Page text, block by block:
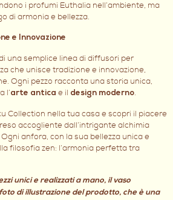
i profumi Euthalia nell’ambiente, ma
di armonia e bellezza.
e Innovazione
una semplice linea di diffusori per
che unisce tradizione e innovazione,
Ogni pezzo racconta una storia unica,
l’arte antica e il design moderno.
Collection nella tua casa e scopri il piacere
accogliente dall’intrigante alchimia
anfora, con la sua bellezza unica e
filosofia zen: l’armonia perfetta tra
unici e realizzati a mano, il vaso
di illustrazione del prodotto, che è una